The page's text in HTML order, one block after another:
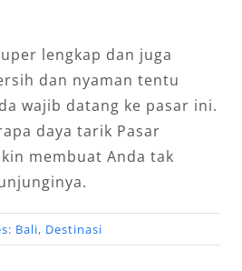
lengkap dan juga
dan nyaman tentu
wajib datang ke pasar ini.
daya tarik Pasar
membuat Anda tak
Bali, Destinasi